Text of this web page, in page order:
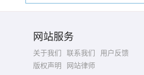
网站服务
关于我们 联系我们
用户反馈
版权声明
网站律师